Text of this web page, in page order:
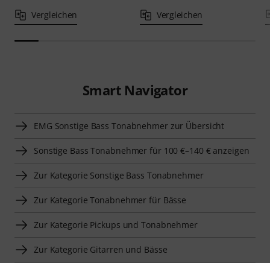
Vergleichen Vergleichen
Smart Navigator
EMG Sonstige Bass Tonabnehmer zur Übersicht
Sonstige Bass Tonabnehmer für 100 €–140 € anzeigen
Zur Kategorie Sonstige Bass Tonabnehmer
Zur Kategorie Tonabnehmer für Bässe
Zur Kategorie Pickups und Tonabnehmer
Zur Kategorie Gitarren und Bässe